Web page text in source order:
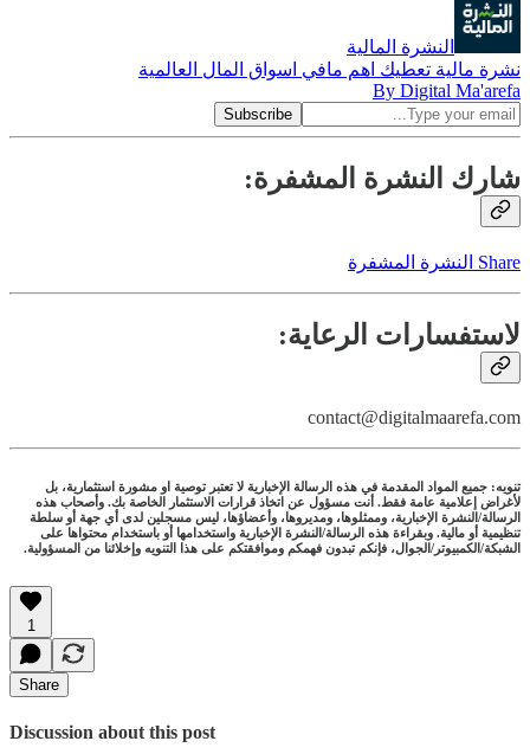
النشرة المالية
نشرة مالية تعطيك اهم مافي اسواق المال العالمية
By Digital Ma'arefa
شارك النشرة المشفرة:
Share النشرة المشفرة
لاستفسارات الرعاية:
contact@digitalmaarefa.com
تنويه: جميع المواد المقدمة في هذه الرسالة الإخبارية لا تعتبر توصية او مشورة استثمارية، بل
لأغراض إعلامية عامة فقط. أنت مسؤول عن اتخاذ قرارات الاستثمار الخاصة بك. وأصحاب هذه
الرسالة/النشرة الإخبارية، وممثلوها، ومديروها، وأعضاؤها، ليس مسجلين لدى أي جهة أو سلطة
تنظيمية أو مالية. وبقراءة هذه الرسالة/النشرة الإخبارية واستخدامها أو باستخدام محتواها على
الشبكة/الكمبيوتر/الجوال، فإنكم تبدون فهمكم وموافقتكم على هذا التنويه وإخلائنا من المسؤولية.
1
Share
Discussion about this post